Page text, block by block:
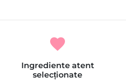
favorite
Ingrediente atent
selecționate